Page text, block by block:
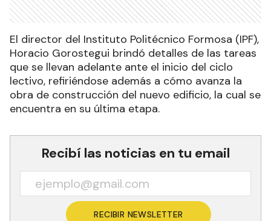
El director del Instituto Politécnico Formosa (IPF),
Horacio Gorostegui brindó detalles de las tareas
que se llevan adelante ante el inicio del ciclo
lectivo, refiriéndose además a cómo avanza la
obra de construcción del nuevo edificio, la cual se
encuentra en su última etapa.
Recibí las noticias en tu email
RECIBIR NEWSLETTER